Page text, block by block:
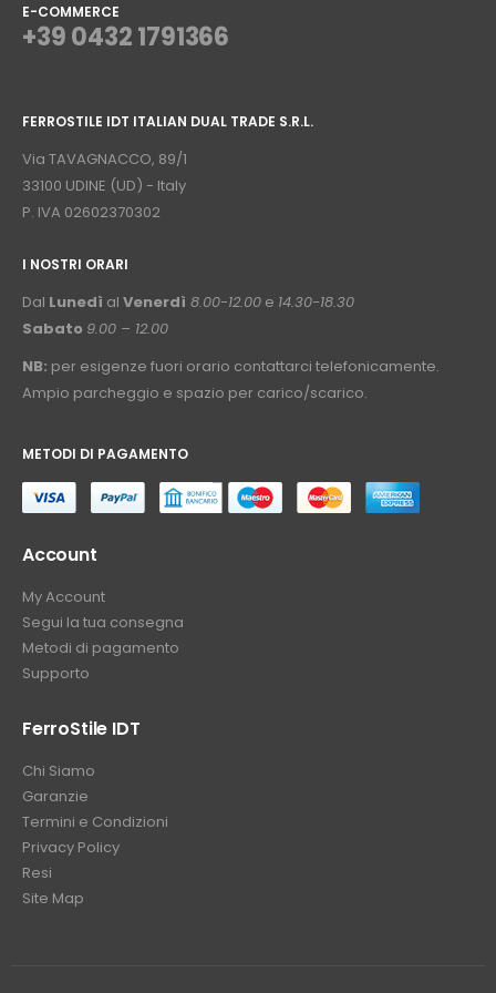
E-COMMERCE
+39 0432 1791366
FERROSTILE IDT ITALIAN DUAL TRADE S.R.L.
Via TAVAGNACCO, 89/1
33100 UDINE (UD) - Italy
P. IVA 02602370302
I NOSTRI ORARI
Dal Lunedì al Venerdì 8.00-12.00 e 14.30-18.30
Sabato 9.00 – 12.00
NB: per esigenze fuori orario contattarci telefonicamente.
Ampio parcheggio e spazio per carico/scarico.
METODI DI PAGAMENTO
Account
My Account
Segui la tua consegna
Metodi di pagamento
Supporto
FerroStile IDT
Chi Siamo
Garanzie
Termini e Condizioni
Privacy Policy
Resi
Site Map